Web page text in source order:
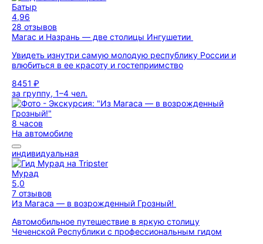
Батыр
4,96
28 отзывов
Магас и Назрань — две столицы Ингушетии
Увидеть изнутри самую молодую республику России и
влюбиться в ее красоту и гостеприимство
8451 ₽
за группу, 1–4 чел.
8 часов
На автомобиле
индивидуальная
Мурад
5,0
7 отзывов
Из Магаса — в возрожденный Грозный!
Автомобильное путешествие в яркую столицу
Чеченской Республики с профессиональным гидом